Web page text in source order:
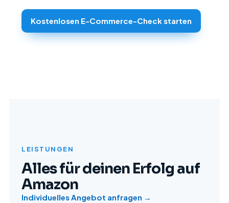
Kostenlosen E-Commerce-Check starten
LEISTUNGEN
Alles für deinen Erfolg auf
Amazon
Individuelles Angebot anfragen →